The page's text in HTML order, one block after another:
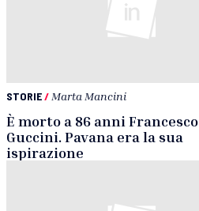
STORIE/ Marta Mancini
È morto a 86 anni Francesco
Guccini. Pavana era la sua
ispirazione